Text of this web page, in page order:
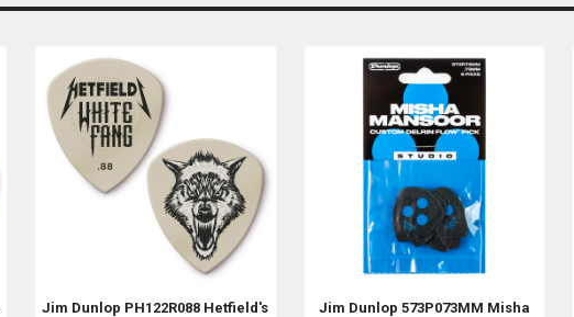
Jim Dunlop PH122R088 Hetfield's
Jim Dunlop 573P073MM Misha